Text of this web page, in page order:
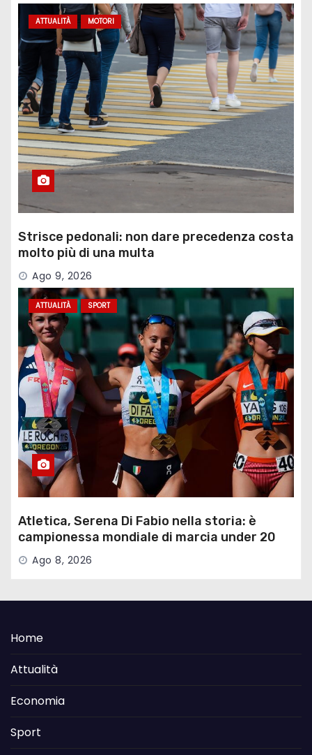
ATTUALITÀ MOTORI
Strisce pedonali: non dare precedenza costa
molto più di una multa
Ago 9, 2026
ATTUALITÀ SPORT
Atletica, Serena Di Fabio nella storia: è
campionessa mondiale di marcia under 20
Ago 8, 2026
Home
Attualità
Economia
Sport